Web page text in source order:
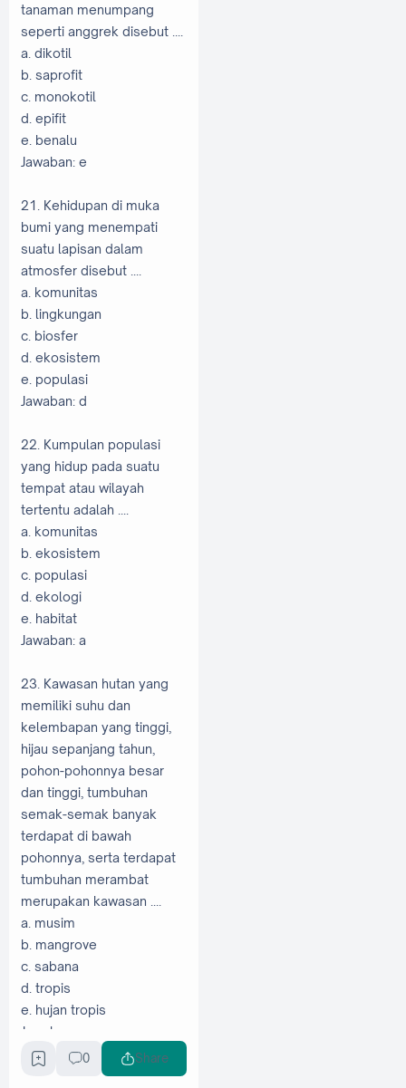
tanaman menumpang
seperti anggrek disebut ....
a. dikotil
b. saprofit
c. monokotil
d. epifit
e. benalu
Jawaban: e
21. Kehidupan di muka
bumi yang menempati
suatu lapisan dalam
atmosfer disebut ....
a. komunitas
b. lingkungan
c. biosfer
d. ekosistem
e. populasi
Jawaban: d
22. Kumpulan populasi
yang hidup pada suatu
tempat atau wilayah
tertentu adalah ....
a. komunitas
b. ekosistem
c. populasi
d. ekologi
e. habitat
Jawaban: a
23. Kawasan hutan yang
memiliki suhu dan
kelembapan yang tinggi,
hijau sepanjang tahun,
pohon-pohonnya besar
dan tinggi, tumbuhan
semak-semak banyak
terdapat di bawah
pohonnya, serta terdapat
tumbuhan merambat
merupakan kawasan ....
a. musim
b. mangrove
c. sabana
d. tropis
e. hujan tropis
Jawaban: e
24. Hutan yang terdiri atas
0 Share